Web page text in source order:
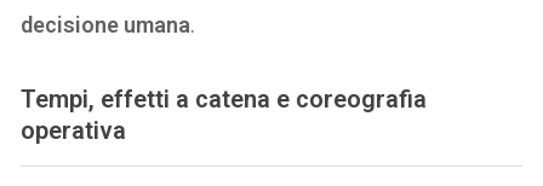
decisione umana.
Tempi, effetti a catena e coreografia
operativa